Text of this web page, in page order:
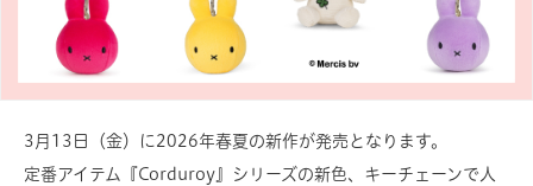
3月13日（金）に2026年春夏の新作が発売となります。
定番アイテム『Corduroy』シリーズの新色、キーチェーンで人